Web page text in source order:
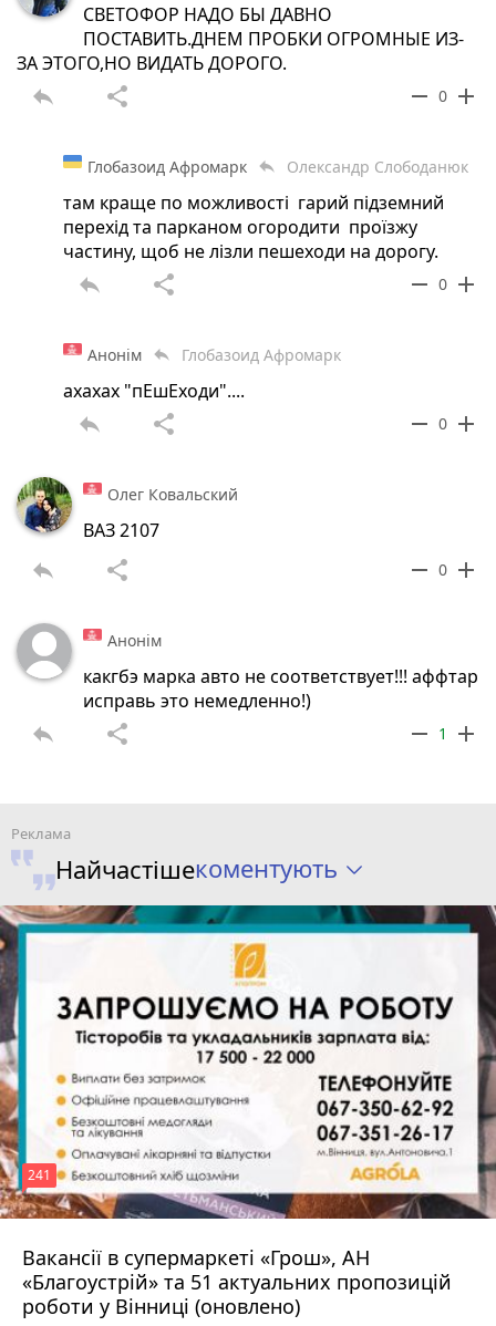
СВЕТОФОР НАДО БЫ ДАВНО
ПОСТАВИТЬ.ДНЕМ ПРОБКИ ОГРОМНЫЕ ИЗ-
ЗА ЭТОГО,НО ВИДАТЬ ДОРОГО.
reply share remove 0 add
Глобазоид Афромарк reply Олександр Слободанюк
там краще по можливості гарий підземний
перехід та парканом огородити проїзжу
частину, щоб не лізли пешеходи на дорогу.
reply share remove 0 add
Анонім reply Глобазоид Афромарк
ахахах "пЕшЕходи"....
reply share remove 0 add
Олег Ковальский
ВАЗ 2107
reply share remove 0 add
Анонім
какгбэ марка авто не соответствует!!! аффтар
исправь это немедленно!)
reply share remove 1 add
Найчастішекоментують
Вакансії в супермаркеті «Грош», АН
«Благоустрій» та 51 актуальних пропозицій
роботи у Вінниці (оновлено)
241
4 серпня 2026 р.